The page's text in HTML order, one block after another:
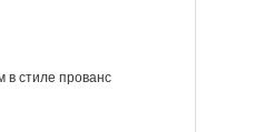
в стиле прованс